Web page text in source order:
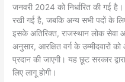
जनवरी 2024 को निर्धारित की गई
रखी गई है, जबकि अन्य सभी पदों के
इसके अतिरिक्त, राजस्थान लोक सेवा
अनुसार, आरक्षित वर्ग के उम्मीदवारों
प्रदान की जाएगी। यह छूट सरकार
लिए लागू होगी।